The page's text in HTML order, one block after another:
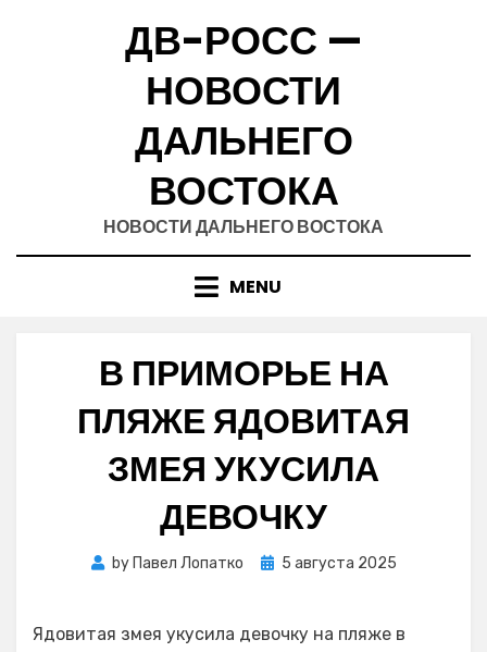
ДВ-РОСС —
НОВОСТИ
ДАЛЬНЕГО
ВОСТОКА
НОВОСТИ ДАЛЬНЕГО ВОСТОКА
MENU
В ПРИМОРЬЕ НА
ПЛЯЖЕ ЯДОВИТАЯ
ЗМЕЯ УКУСИЛА
ДЕВОЧКУ
by Павел Лопатко
Posted
5 августа 2025
Ядовитая змея укусила девочку на пляже в